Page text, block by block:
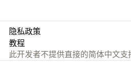
隐私政策
教程
此开发者不提供直接的简体中文支